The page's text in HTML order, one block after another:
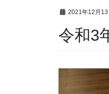
2021年12月13
令和3